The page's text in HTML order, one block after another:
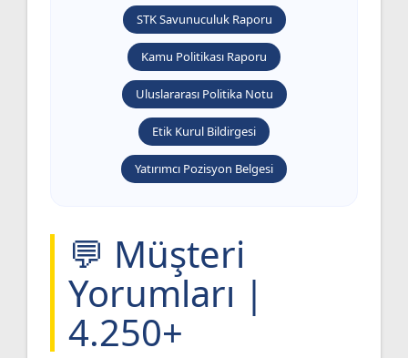
STK Savunuculuk Raporu
Kamu Politikası Raporu
Uluslararası Politika Notu
Etik Kurul Bildirgesi
Yatırımcı Pozisyon Belgesi
💬 Müşteri
Yorumları |
4.250+